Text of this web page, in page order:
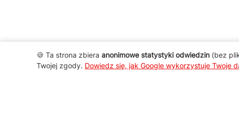
🍪 Ta strona zbiera anonimowe statystyki odwiedzin (bez
Twojej zgody. Dowiedz się, jak Google wykorzystuje Twoje